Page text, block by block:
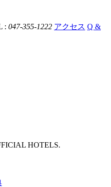
: 047-355-1222 アクセス Q &
HOTELS.